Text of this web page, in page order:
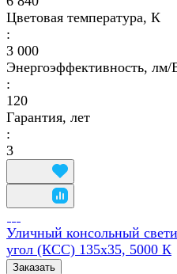
Цветовая температура, К
:
3 000
Энергоэффективность, лм/
:
120
Гарантия, лет
:
3
Уличный консольный
угол (КСС) 135х35, 5000 К
Заказать